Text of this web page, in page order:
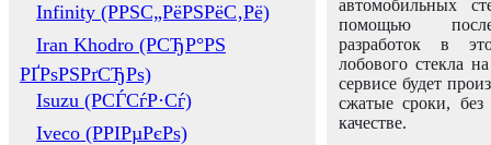
Infinity (РРЅС„РёРЅРёС‚Рё)
Iran Khodro (РСЂР°РЅ
РҐРѕРЅРґСЂРѕ)
Isuzu (РСЃСѓР·Сѓ)
Iveco (РРІРµРєРѕ)
автомобильных
помощью
разработок в
лобового стекла
сервисе будет
сжатые сроки,
качестве.